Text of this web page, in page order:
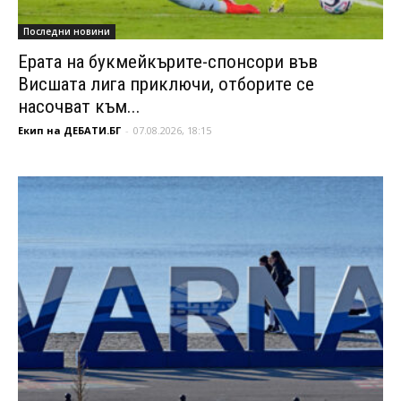
Последни новини
Ерата на букмейкърите-спонсори във
Висшата лига приключи, отборите се
насочват към...
Екип на ДЕБАТИ.БГ - 07.08.2026, 18:15